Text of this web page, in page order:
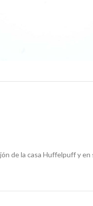
de la casa Huffelpuff y